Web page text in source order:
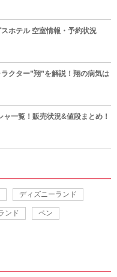
ホテル 空室情報・予約状況
クター”翔”を解説！翔の病気は
ャ一覧！販売状況&値段まとめ！
ディズニーランド
ンド ペン